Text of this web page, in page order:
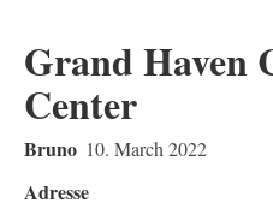
Grand Haven
Center
Bruno 10. March 2022
Adresse